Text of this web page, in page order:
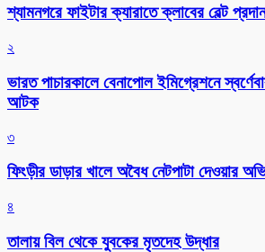
শ্যামনগরে ফাইটার ক্যারাতে ক্লাবের বেল্ট
২
ভারত পাচারকালে বেনাপোল ইমিগ্রেশনে
আটক
৩
ফিংড়ীর ডাড়ার খালে অবৈধ নেটপাটা দেওয়ার
৪
তালায় বিল থেকে যুবকের মৃতদেহ উদ্ধার